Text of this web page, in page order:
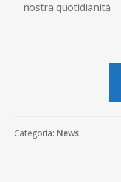
nostra quotidianità
Categoria: News